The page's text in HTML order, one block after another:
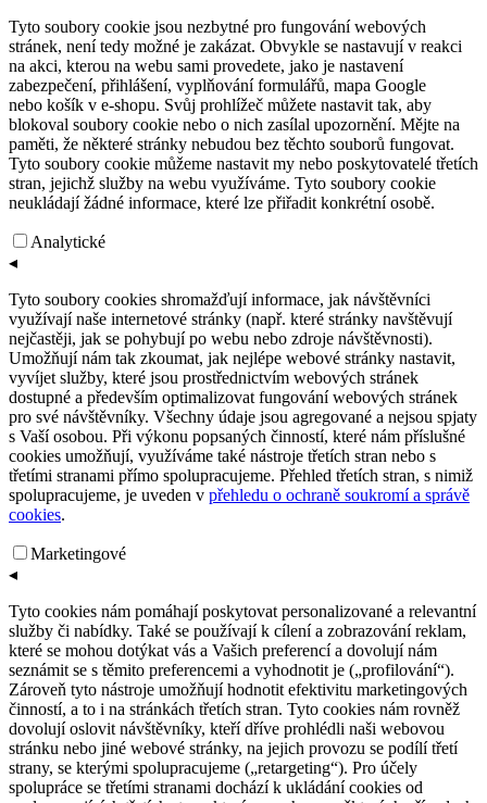
Tyto soubory cookie jsou nezbytné pro fungování webových
stránek, není tedy možné je zakázat. Obvykle se nastavují v reakci
na akci, kterou na webu sami provedete, jako je nastavení
zabezpečení, přihlášení, vyplňování formulářů, mapa Google
nebo košík v e-shopu. Svůj prohlížeč můžete nastavit tak, aby
blokoval soubory cookie nebo o nich zasílal upozornění. Mějte na
paměti, že některé stránky nebudou bez těchto souborů fungovat.
Tyto soubory cookie můžeme nastavit my nebo poskytovatelé třetích
stran, jejichž služby na webu využíváme. Tyto soubory cookie
neukládají žádné informace, které lze přiřadit konkrétní osobě.
Analytické
◂
Tyto soubory cookies shromažďují informace, jak návštěvníci
využívají naše internetové stránky (např. které stránky navštěvují
nejčastěji, jak se pohybují po webu nebo zdroje návštěvnosti).
Umožňují nám tak zkoumat, jak nejlépe webové stránky nastavit,
vyvíjet služby, které jsou prostřednictvím webových stránek
dostupné a především optimalizovat fungování webových stránek
pro své návštěvníky. Všechny údaje jsou agregované a nejsou spjaty
s Vaší osobou. Při výkonu popsaných činností, které nám příslušné
cookies umožňují, využíváme také nástroje třetích stran nebo s
třetími stranami přímo spolupracujeme. Přehled třetích stran, s nimiž
spolupracujeme, je uveden v přehledu o ochraně soukromí a správě
cookies.
Marketingové
◂
Tyto cookies nám pomáhají poskytovat personalizované a relevantní
služby či nabídky. Také se používají k cílení a zobrazování reklam,
které se mohou dotýkat vás a Vašich preferencí a dovolují nám
seznámit se s těmito preferencemi a vyhodnotit je („profilování“).
Zároveň tyto nástroje umožňují hodnotit efektivitu marketingových
činností, a to i na stránkách třetích stran. Tyto cookies nám rovněž
dovolují oslovit návštěvníky, kteří dříve prohlédli naši webovou
stránku nebo jiné webové stránky, na jejich provozu se podílí třetí
strany, se kterými spolupracujeme („retargeting“). Pro účely
spolupráce se třetími stranami dochází k ukládání cookies od